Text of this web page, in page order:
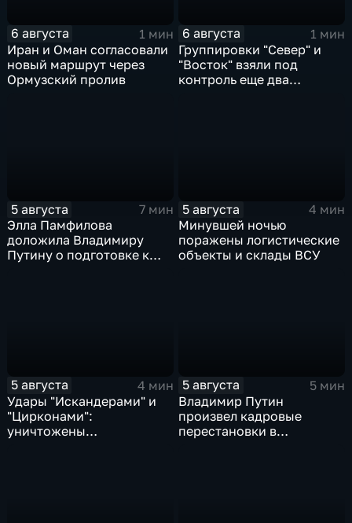
6 августа
1 мин
Иран и Оман согласовали
новый маршрут через
Ормузский пролив
6 августа
1 мин
Группировки "Север" и
"Восток" взяли под
контроль еще два
5 августа
7 мин
Элла Памфилова
доложила Владимиру
Путину о подготовке к
5 августа
4 мин
Минувшей ночью
поражены логистические
объекты и склады ВСУ
5 августа
4 мин
Удары "Искандерами" и
"Цирконами":
уничтожены
5 августа
5 мин
Владимир Путин
произвел кадровые
перестановки в